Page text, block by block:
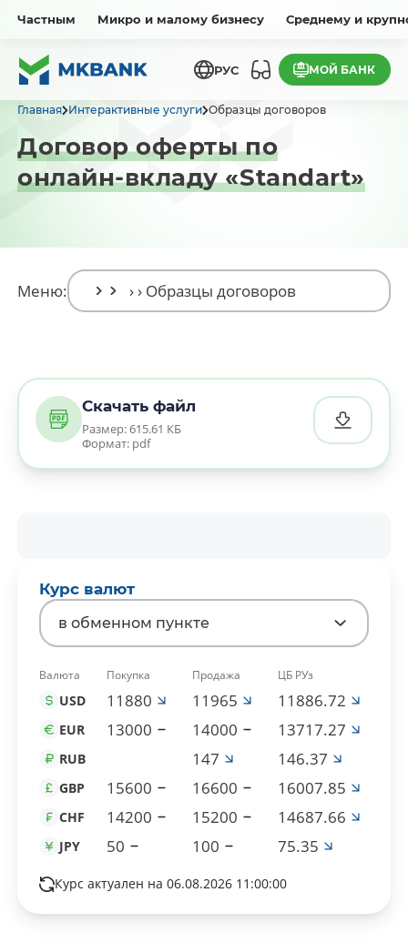
Частным Микро и малому бизнесу Среднему и
РУС МОЙ БАНК
Главная Интерактивные услуги Образцы договоров
Договор оферты по
онлайн-вкладу «Standart»
Меню:
Скачать файл
Размер: 615.61 КБ
Формат: pdf
Курс валют
в обменном пункте
Валюта Покупка Продажа ЦБ РУз
USD 11880 11965 11886.72
EUR 13000 14000 13717.27
RUB 147 146.37
GBP 15600 16600 16007.85
CHF 14200 15200 14687.66
JPY 50 100 75.35
Курс актуален на 06.08.2026 11:00:00